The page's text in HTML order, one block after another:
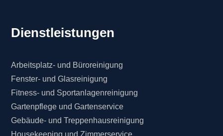
Dienstleistungen
Arbeitsplatz- und Büroreinigung
Fenster- und Glasreinigung
Fitness- und Sportanlagenreinigung
Gartenpflege und Gartenservice
Gebäude- und Treppenhausreinigung